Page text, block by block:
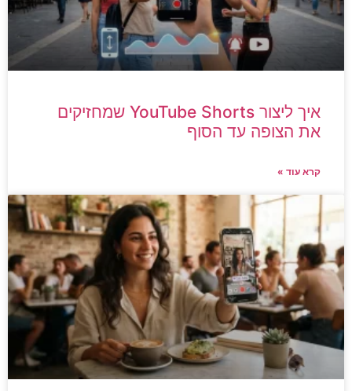
איך ליצור YouTube Shorts שמחזיקים
את הצופה עד הסוף
קרא עוד »